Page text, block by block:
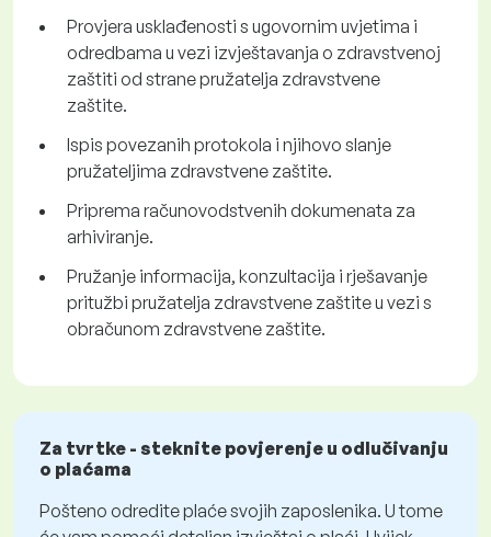
Provjera usklađenosti s ugovornim uvjetima i
odredbama u vezi izvještavanja o zdravstvenoj
zaštiti od strane pružatelja zdravstvene
zaštite.
Ispis povezanih protokola i njihovo slanje
pružateljima zdravstvene zaštite.
Priprema računovodstvenih dokumenata za
arhiviranje.
Pružanje informacija, konzultacija i rješavanje
pritužbi pružatelja zdravstvene zaštite u vezi s
obračunom zdravstvene zaštite.
Za tvrtke - steknite povjerenje u odlučivanju
o plaćama
Pošteno odredite plaće svojih zaposlenika. U tome